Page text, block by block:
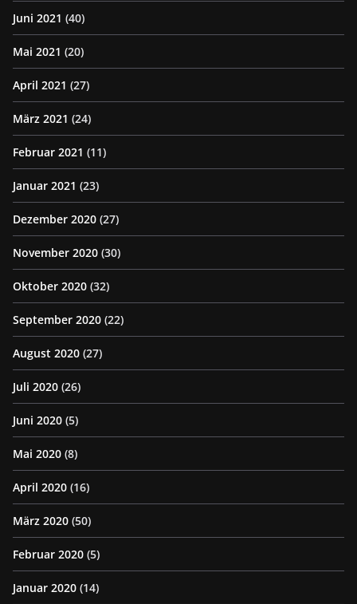
Juni 2021 (40)
Mai 2021 (20)
April 2021 (27)
März 2021 (24)
Februar 2021 (11)
Januar 2021 (23)
Dezember 2020 (27)
November 2020 (30)
Oktober 2020 (32)
September 2020 (22)
August 2020 (27)
Juli 2020 (26)
Juni 2020 (5)
Mai 2020 (8)
April 2020 (16)
März 2020 (50)
Februar 2020 (5)
Januar 2020 (14)